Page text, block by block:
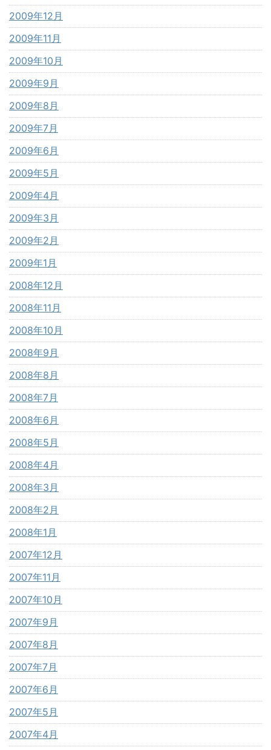
2009年12月
2009年11月
2009年10月
2009年9月
2009年8月
2009年7月
2009年6月
2009年5月
2009年4月
2009年3月
2009年2月
2009年1月
2008年12月
2008年11月
2008年10月
2008年9月
2008年8月
2008年7月
2008年6月
2008年5月
2008年4月
2008年3月
2008年2月
2008年1月
2007年12月
2007年11月
2007年10月
2007年9月
2007年8月
2007年7月
2007年6月
2007年5月
2007年4月